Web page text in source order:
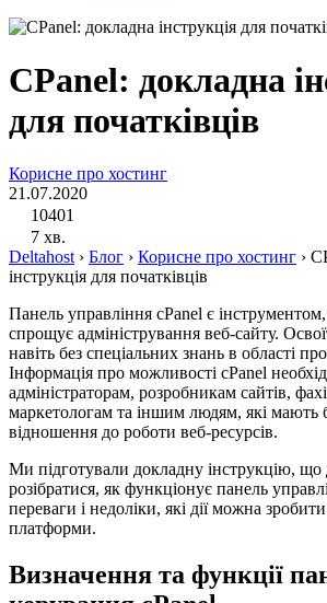
СPanel: докладна
для початківців
Корисне про хостинг
21.07.2020
10401
7 хв.
Deltahost› Блог › Корисне про хостинг ›
інструкція для початківців
Панель управління cPanel є
спрощує адміністрування веб-сайту.
навіть без спеціальних знань в області
Інформація про можливості cPanel
адміністраторам, розробникам сайтів,
маркетологам та іншим людям, які мають
відношення до роботи веб-ресурсів.
Ми підготували докладну інструкцію, що
розібратися, як функціонує панель
переваги і недоліки, які дії можна
платформи.
Визначення та функції